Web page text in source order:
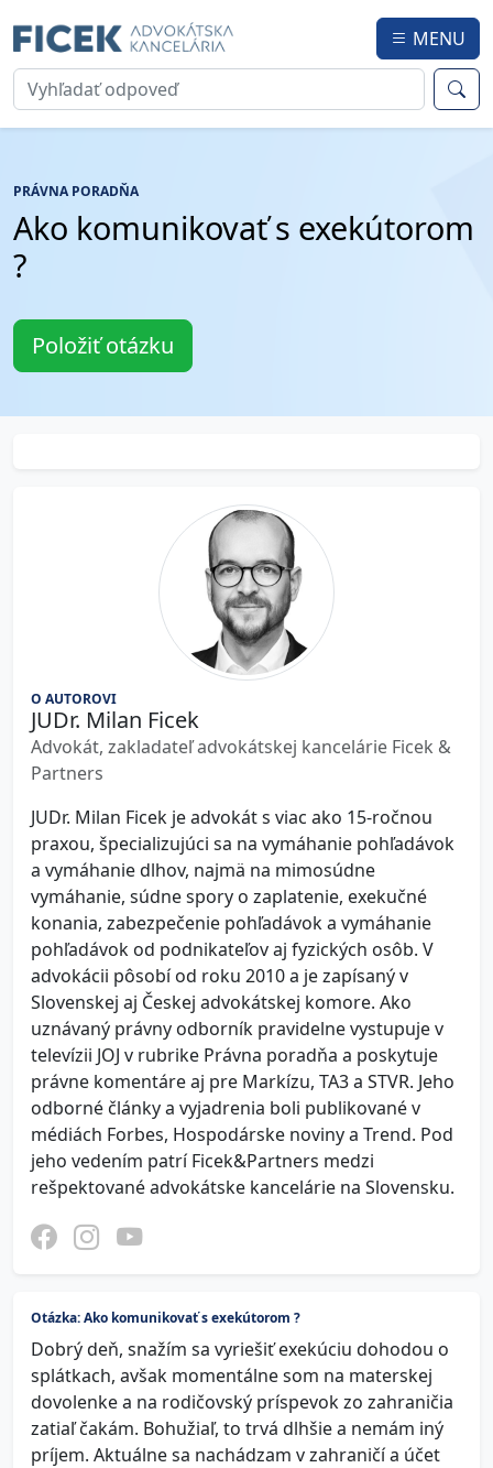
MENU
PRÁVNA PORADŇA
Ako komunikovať s exekútorom
?
Položiť otázku
O AUTOROVI
JUDr. Milan Ficek
Advokát, zakladateľ advokátskej kancelárie Ficek &
Partners
JUDr. Milan Ficek je advokát s viac ako 15-ročnou
praxou, špecializujúci sa na vymáhanie pohľadávok
a vymáhanie dlhov, najmä na mimosúdne
vymáhanie, súdne spory o zaplatenie, exekučné
konania, zabezpečenie pohľadávok a vymáhanie
pohľadávok od podnikateľov aj fyzických osôb. V
advokácii pôsobí od roku 2010 a je zapísaný v
Slovenskej aj Českej advokátskej komore. Ako
uznávaný právny odborník pravidelne vystupuje v
televízii JOJ v rubrike Právna poradňa a poskytuje
právne komentáre aj pre Markízu, TA3 a STVR. Jeho
odborné články a vyjadrenia boli publikované v
médiách Forbes, Hospodárske noviny a Trend. Pod
jeho vedením patrí Ficek&Partners medzi
rešpektované advokátske kancelárie na Slovensku.
Otázka: Ako komunikovať s exekútorom ?
Dobrý deň, snažím sa vyriešiť exekúciu dohodou o
splátkach, avšak momentálne som na materskej
dovolenke a na rodičovský príspevok zo zahraničia
zatiaľ čakám. Bohužiaľ, to trvá dlhšie a nemám iný
príjem. Aktuálne sa nachádzam v zahraničí a účet